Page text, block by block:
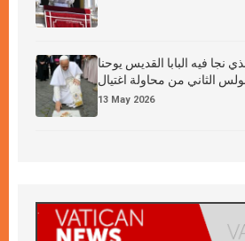
نجا فيه البابا القديس يوحنا
الثاني من محاولة اغتيال
13 May 2026